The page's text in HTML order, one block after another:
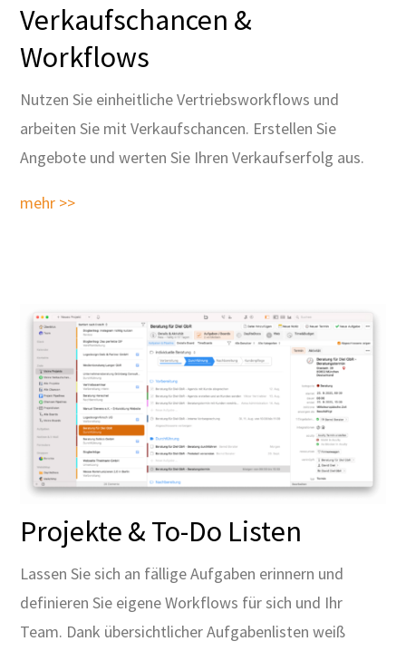
Verkaufschancen &
Workflows
Nutzen Sie einheitliche Vertriebsworkflows und
arbeiten Sie mit Verkaufschancen. Erstellen Sie
Angebote und werten Sie Ihren Verkaufserfolg aus.
mehr >>
Projekte & To-Do Listen
Lassen Sie sich an fällige Aufgaben erinnern und
definieren Sie eigene Workflows für sich und Ihr
Team. Dank übersichtlicher Aufgabenlisten weiß